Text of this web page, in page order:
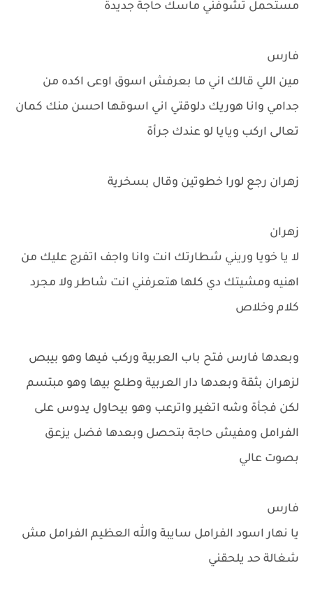
مستحمل تشوفني ماسك حاجة جديدة
فارس
مين اللي قالك اني ما بعرفش اسوق اوعى اكده من
جدامي وانا هوريك دلوقتي اني اسوقها احسن منك كمان
تعالى اركب ويايا لو عندك جرأة
زهران رجع لورا خطوتين وقال بسخرية
زهران
لا يا خويا وريني شطارتك انت وانا واجف اتفرج عليك من
اهنيه ومشيتك دي كلها هتعرفني انت شاطر ولا مجرد
كلام وخلاص
وبعدها فارس فتح باب العربية وركب فيها وهو بيبص
لزهران بثقة وبعدها دار العربية وطلع بيها وهو مبتسم
لكن فجأة وشه اتغير واترعب وهو بيحاول يدوس على
الفرامل ومفيش حاجة بتحصل وبعدها فضل يزعق
بصوت عالي
فارس
يا نهار اسود الفرامل سايبة والله العظيم الفرامل مش
شغالة حد يلحقني